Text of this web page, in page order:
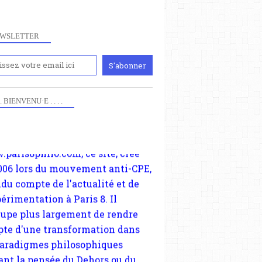
. BIENVENU·E . . . .
ce site, créé
lors du mouvement anti-CPE,
d'une transformation dans
philosophiques
la pensée du Dehors ou du
omme la nomme les
classique. Nous
quant à nous déjà basculé
dans la modernité